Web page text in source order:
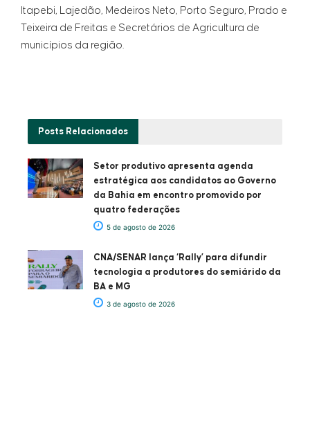
Itapebi, Lajedão, Medeiros Neto, Porto Seguro, Prado e
Teixeira de Freitas e Secretários de Agricultura de
municípios da região.
Posts Relacionados
Setor produtivo apresenta agenda
estratégica aos candidatos ao Governo
da Bahia em encontro promovido por
quatro federações
5 de agosto de 2026
CNA/SENAR lança ‘Rally’ para difundir
tecnologia a produtores do semiárido da
BA e MG
3 de agosto de 2026